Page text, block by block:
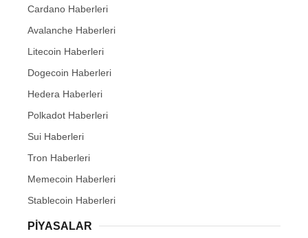
Cardano Haberleri
Avalanche Haberleri
Litecoin Haberleri
Dogecoin Haberleri
Hedera Haberleri
Polkadot Haberleri
Sui Haberleri
Tron Haberleri
Memecoin Haberleri
Stablecoin Haberleri
PIYASALAR